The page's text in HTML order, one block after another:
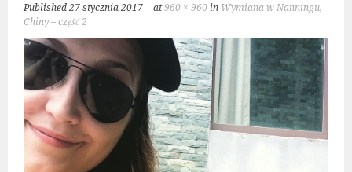
Published27 stycznia 2017 at960 × 960 in Wymiana w Nanningu,
Chiny – część 2